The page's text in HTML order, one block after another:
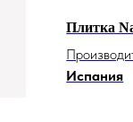
Плитка
Испания